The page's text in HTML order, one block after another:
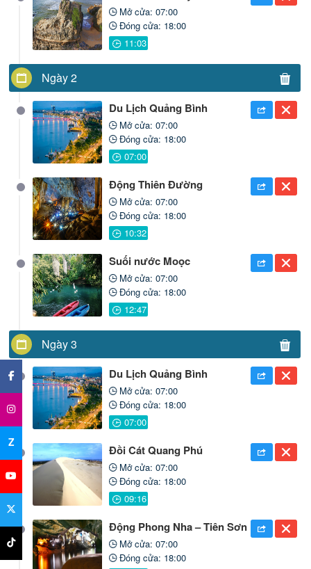
Mở cửa: 07:00
Đóng cửa: 18:00
Ngày 2
Du Lịch Quảng Bình
Mở cửa: 07:00
Đóng cửa: 18:00
Động Thiên Đường
Mở cửa: 07:00
Đóng cửa: 18:00
Suối nước Moọc
Mở cửa: 07:00
Đóng cửa: 18:00
Ngày 3
Du Lịch Quảng Bình
Mở cửa: 07:00
Đóng cửa: 18:00
Đồi Cát Quang Phú
Mở cửa: 07:00
Đóng cửa: 18:00
Động Phong Nha – Tiên Sơn
Mở cửa: 07:00
Đóng cửa: 18:00
×
Z